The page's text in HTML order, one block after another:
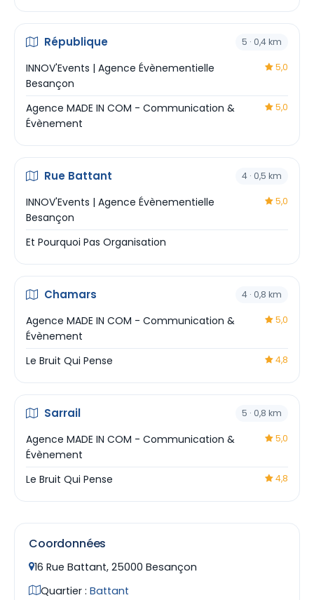
République 5 · 0,4 km
INNOV'Events | Agence Évènementielle
Besançon
5,0
Agence MADE IN COM - Communication &
Évènement
5,0
Rue Battant 4 · 0,5 km
INNOV'Events | Agence Évènementielle
Besançon
5,0
Et Pourquoi Pas Organisation
Chamars 4 · 0,8 km
Agence MADE IN COM - Communication &
Évènement
5,0
Le Bruit Qui Pense 4,8
Sarrail 5 · 0,8 km
Agence MADE IN COM - Communication &
Évènement
5,0
Le Bruit Qui Pense 4,8
Coordonnées
16 Rue Battant, 25000 Besançon
Quartier : Battant